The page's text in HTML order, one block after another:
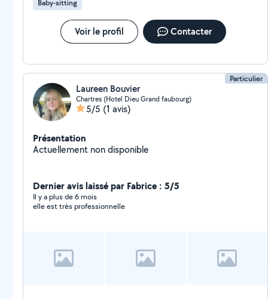
d'activités pour ne jamais s'ennuyer! J'ai le permis et je
suis véhiculée ce qui me permet de me déplacer pour
des gardes en journée comme en soirée. Je suis à
l'écoute, bienveillante, dynamique, responsable et
discuter de vos besoins c'est avec plaisir :)
Baby-sitting
Voir le profil Contacter
Particulier
Laureen Bouvier
Chartres (Hotel Dieu Grand faubourg)
5/5 (1 avis)
Présentation
Actuellement non disponible
Dernier avis laissé par Fabrice : 5/5
Il y a plus de 6 mois
elle est très professionnelle